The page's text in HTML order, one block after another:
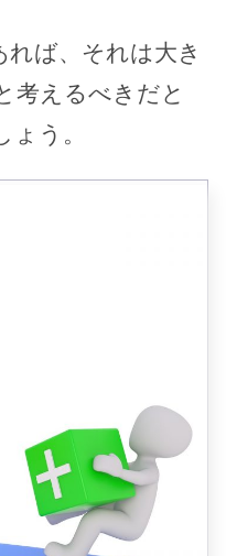
れば、それは大き
考えるべきだと
う。